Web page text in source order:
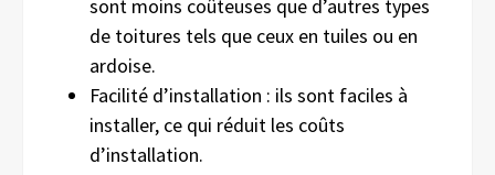
sont moins coûteuses que d’autres types
de toitures tels que ceux en tuiles ou en
ardoise.
Facilité d’installation : ils sont faciles à
installer, ce qui réduit les coûts
d’installation.